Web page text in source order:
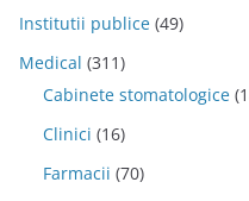
Institutii publice (49)
Medical (311)
Cabinete stomatologice
Clinici (16)
Farmacii (70)